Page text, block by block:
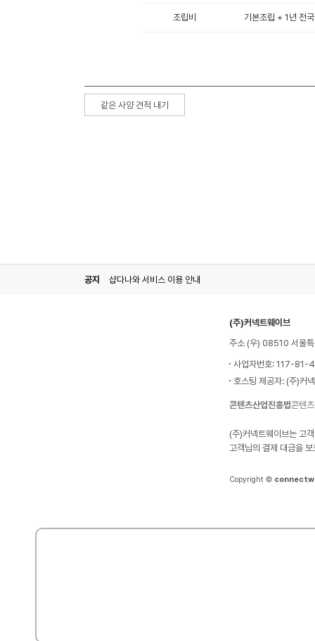
조립비 기본조립 + 1년 전
같은 사양 견적 내기
공지 샵다나와 서비스 이용 안내
(주)커넥트웨이브
주소 (우) 08510 서울
사업자번호: 117-81-
호스팅 제공자: (주)커
콘텐츠산업진흥법콘텐
(주)커넥트웨이브는 고
고객님의 결제 대금을
Copyright ©